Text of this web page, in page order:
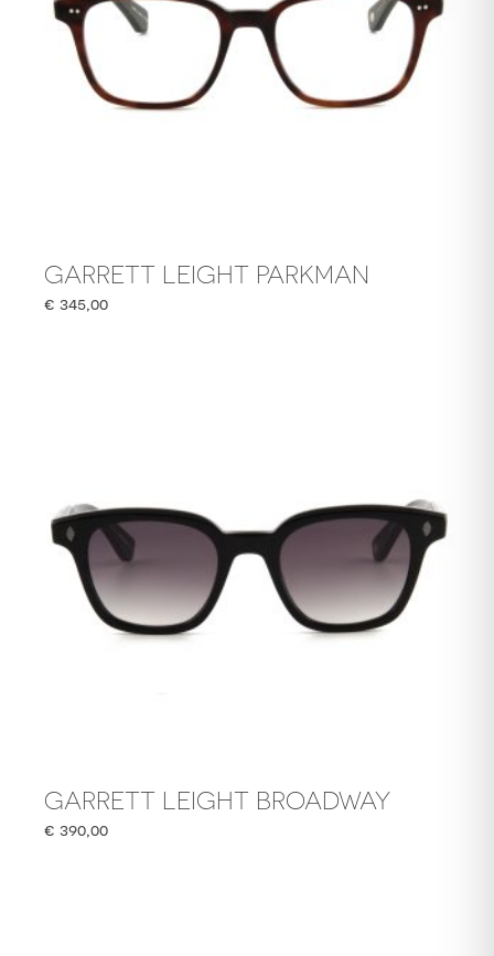
GARRETT LEIGHT PARKMAN
€ 345,00
GARRETT LEIGHT BROADWAY
€ 390,00